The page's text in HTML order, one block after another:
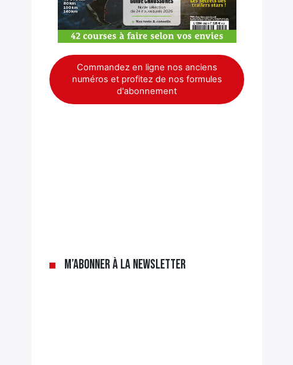
Commandez en ligne nos anciens
numéros et profitez de nos formules
d'abonnement
M’abonner à la newsletter